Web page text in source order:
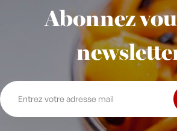
Abonnez